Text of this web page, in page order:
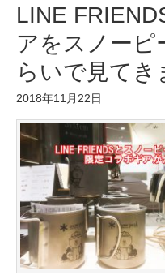
LINE
アをスノーピ
らいで見てき
2018年11月22日